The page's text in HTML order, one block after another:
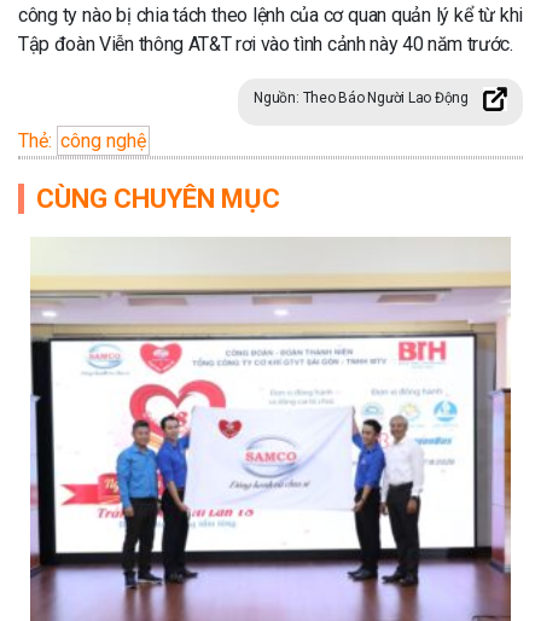
công ty nào bị chia tách theo lệnh của cơ quan quản lý kể từ khi
Tập đoàn Viễn thông AT&T rơi vào tình cảnh này 40 năm trước.
Nguồn: Theo Báo Người Lao Động
Thẻ: công nghệ
CÙNG CHUYÊN MỤC